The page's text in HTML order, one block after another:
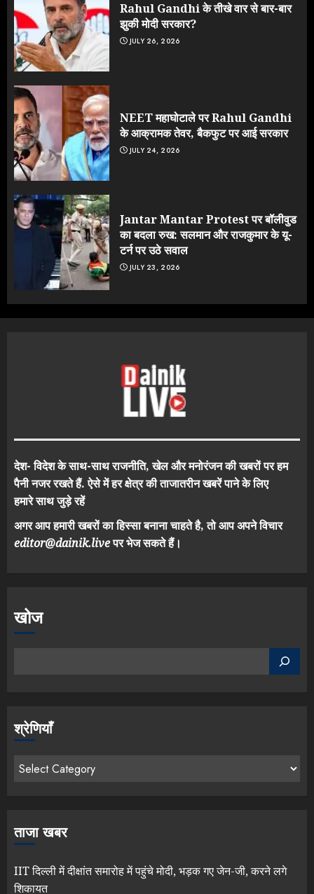
Rahul Gandhi के तीखे वार से बार-बार
झुकी मोदी सरकार?
JULY 26, 2026
NEET महाघोटाले पर Rahul Gandhi
के आक्रामक तेवर, बैकफुट पर आई सरकार
JULY 24, 2026
Jantar Mantar Protest पर बॉलीवुड
का बदला रुख: सलमान और राजकुमार के यू-
टर्न पर उठे सवाल
JULY 23, 2026
देश- विदेश के साथ-साथ राजनीति, खेल और मनोरंजन की खबरों पर हम
पैनी नजर रखते हैं. ऐसे में हर क्षेत्र की ताजातरीन खबरें पाने के लिए
हमारे साथ जुड़े रहें
अगर आप हमारी खबरों का हिस्सा बनाना चाहते है, तो आप अपने विचार
editor@dainik.liveपर भेज सकते हैं।
खोज
श्रेणियाँ
ताजा खबर
IIT दिल्ली में दीक्षांत समारोह में पहुंचे मोदी, भड़क गए जेन-जी, करने लगे
शिकायत